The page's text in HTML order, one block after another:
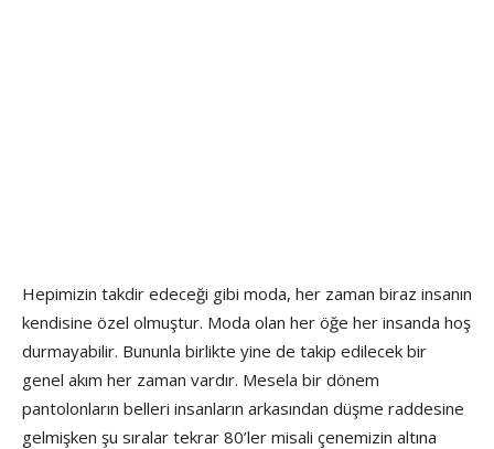
Hepimizin takdir edeceği gibi moda, her zaman biraz insanın
kendisine özel olmuştur. Moda olan her öğe her insanda hoş
durmayabilir. Bununla birlikte yine de takip edilecek bir
genel akım her zaman vardır. Mesela bir dönem
pantolonların belleri insanların arkasından düşme raddesine
gelmişken şu sıralar tekrar 80’ler misali çenemizin altına